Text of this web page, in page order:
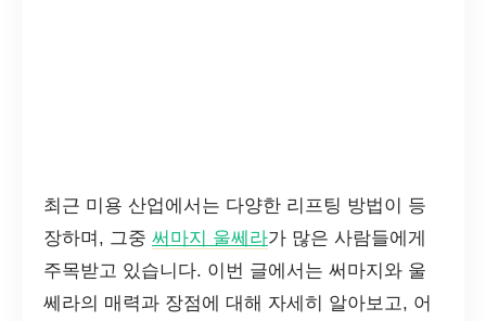
최근 미용 산업에서는 다양한 리프팅 방법이 등
장하며, 그중 써마지 울쎄라가 많은 사람들에게
주목받고 있습니다. 이번 글에서는 써마지와 울
쎄라의 매력과 장점에 대해 자세히 알아보고, 어